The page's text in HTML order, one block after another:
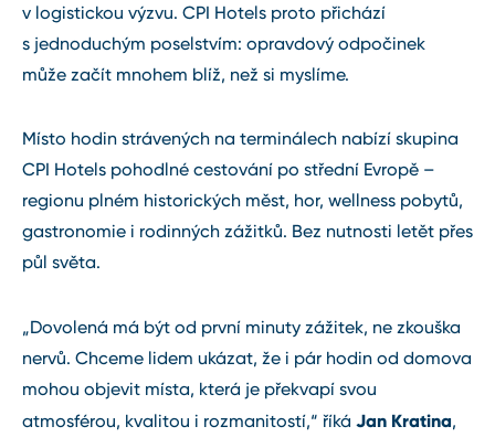
v logistickou výzvu. CPI Hotels proto přichází
s jednoduchým poselstvím: opravdový odpočinek
může začít mnohem blíž, než si myslíme.
Místo hodin strávených na terminálech nabízí skupina
CPI Hotels pohodlné cestování po střední Evropě –
regionu plném historických měst, hor, wellness pobytů,
gastronomie i rodinných zážitků. Bez nutnosti letět přes
půl světa.
„Dovolená má být od první minuty zážitek, ne zkouška
nervů. Chceme lidem ukázat, že i pár hodin od domova
mohou objevit místa, která je překvapí svou
atmosférou, kvalitou i rozmanitostí,“ říká Jan Kratina,